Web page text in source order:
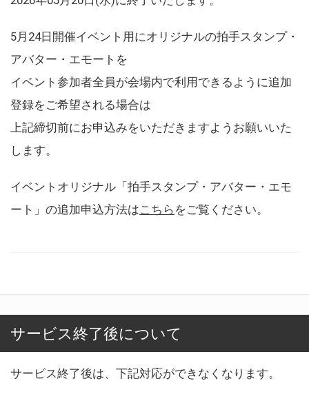
5月24日開催イベント用にオリジナルの拍手スタンプ・
アバター・エモートを
イベント参加者全員が会場内で利用できるように追加
登録をご希望される場合は
上記締切前にお申込みをいただきますようお願いいた
します。
イベントオリジナル「拍手スタンプ・アバター・エモ
ート」の追加申込方法はこちら をご覧ください。
サービス終了後について
サービス終了後は、下記対応ができなくなります。